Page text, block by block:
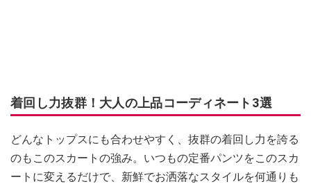
着回し力抜群！大人の上品コーディネート3選
どんなトップスにも合わせやすく、抜群の着回し力を誇る
のもこのスカートの強み。いつもの定番パンツをこのスカ
ートに変えるだけで、新鮮でお洒落なスタイルを何通りも